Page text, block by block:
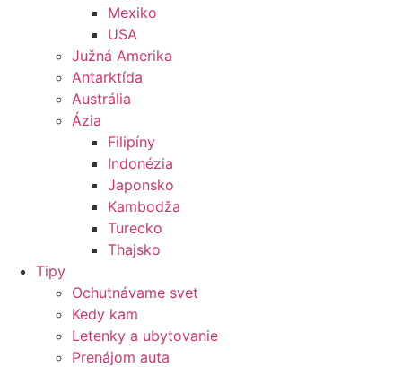
Mexiko
USA
Južná Amerika
Antarktída
Austrália
Ázia
Filipíny
Indonézia
Japonsko
Kambodža
Turecko
Thajsko
Tipy
Ochutnávame svet
Kedy kam
Letenky a ubytovanie
Prenájom auta